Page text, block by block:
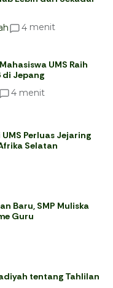
4 menit
UMS Raih
di Jepang
4 menit
Perluas Jejaring
Selatan
Baru, SMP Muliska
Guru
tentang Tahlilan